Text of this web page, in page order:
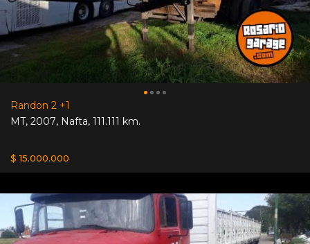
Randon 2 +1
MT, 2007, Nafta, 111.111 km.
$ 15.000.000